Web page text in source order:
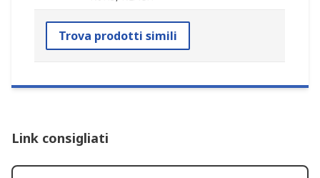
Trova prodotti simili
Link consigliati